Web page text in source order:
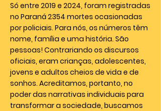
Só entre 2019 e 2024, foram registradas
no Paraná 2354 mortes ocasionadas
por policiais. Para nós, os números têm
nome, família e uma história. São
pessoas! Contrariando os discursos
oficiais, eram crianças, adolescentes,
jovens e adultos cheios de vida e de
sonhos. Acreditamos, portanto, no
poder das narrativas individuais para
transformar a sociedade, buscamos